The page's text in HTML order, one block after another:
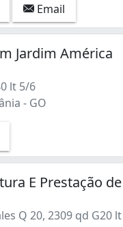
Email
Jardim América
lt 5/6
- GO
E Prestação
Q 20, 2309 qd G20